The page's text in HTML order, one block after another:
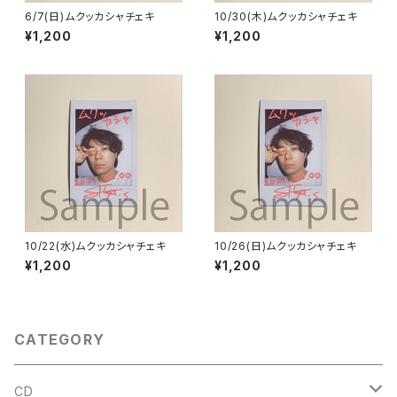
6/7(日)ムクッカシャチェキ
¥1,200
10/30(木)ムクッカシャチェキ
¥1,200
10/22(水)ムクッカシャチェキ
¥1,200
10/26(日)ムクッカシャチェキ
¥1,200
CATEGORY
CD